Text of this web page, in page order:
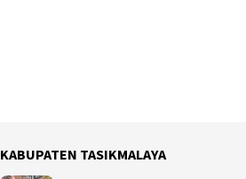
KABUPATEN TASIKMALAYA